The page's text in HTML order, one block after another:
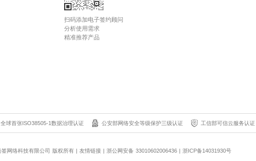
扫码添加电子签约顾问
分析使用需求
精准推荐产品
球首张ISO38505-1数据治理认证 公安部网络安全等级保护三级认证 工信部可信云服务认证
网络科技有限公司 版权所有 | 友情链接 | 浙公网安备 33010602006436 | 浙ICP备14031930号